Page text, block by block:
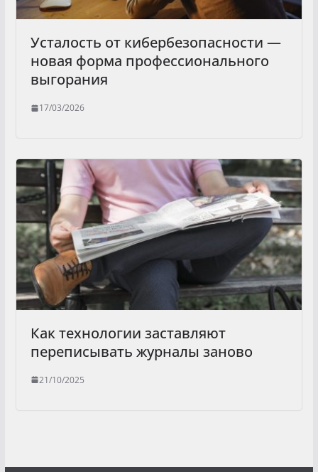
Усталость от кибербезопасности —
новая форма профессионального
выгорания
17/03/2026
Как технологии заставляют
переписывать журналы заново
21/10/2025